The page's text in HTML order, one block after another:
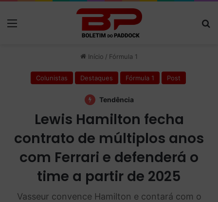
Início / Fórmula 1
Colunistas Destaques Fórmula 1 Post
Tendência
Lewis Hamilton fecha
contrato de múltiplos anos
com Ferrari e defenderá o
time a partir de 2025
Vasseur convence Hamilton e contará com o